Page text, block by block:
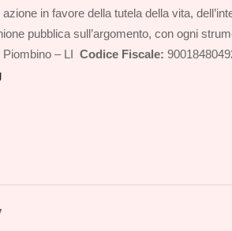
in favore della tutela della vita,
pubblica sull’argomento, con ogni
– LI Codice Fiscale: